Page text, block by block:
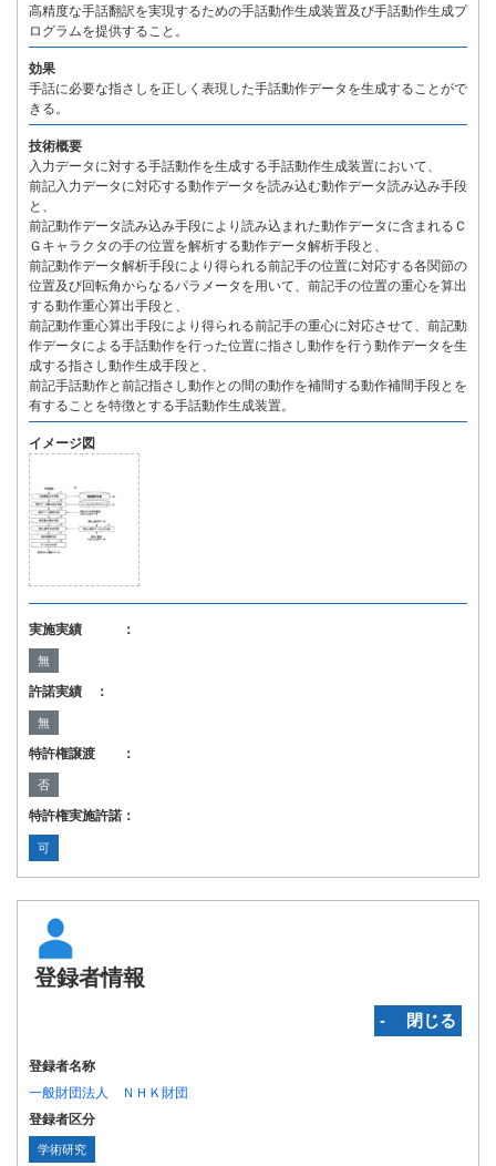
高精度な手話翻訳を実現するための手話動作生成装置及び手話動作生成プ
ログラムを提供すること。
効果
手話に必要な指さしを正しく表現した手話動作データを生成することがで
きる。
技術概要
入力データに対する手話動作を生成する手話動作生成装置において、
前記入力データに対応する動作データを読み込む動作データ読み込み手段
と、
前記動作データ読み込み手段により読み込まれた動作データに含まれるＣ
Ｇキャラクタの手の位置を解析する動作データ解析手段と、
前記動作データ解析手段により得られる前記手の位置に対応する各関節の
位置及び回転角からなるパラメータを用いて、前記手の位置の重心を算出
する動作重心算出手段と、
前記動作重心算出手段により得られる前記手の重心に対応させて、前記動
作データによる手話動作を行った位置に指さし動作を行う動作データを生
成する指さし動作生成手段と、
前記手話動作と前記指さし動作との間の動作を補間する動作補間手段とを
有することを特徴とする手話動作生成装置。
イメージ図
実施実績 ：
無
許諾実績 ：
無
特許権譲渡 ：
否
特許権実施許諾：
可
登録者情報
‐ 閉じる
登録者名称
一般財団法人 ＮＨＫ財団
登録者区分
学術研究